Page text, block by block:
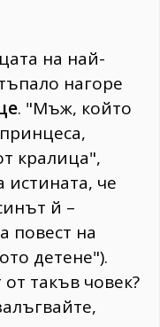
на най-
нагоре
. "Мъж, който
кралица",
истината, че
й –
повест на
детене").
такъв човек?